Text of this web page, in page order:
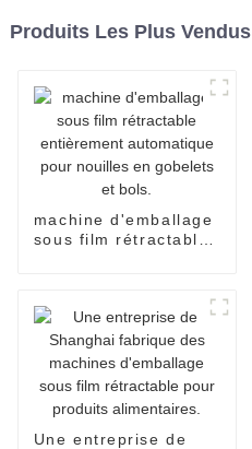
Produits Les Plus Vendus
machine d'emballage
sous film rétractable
et bols.
Une entreprise de